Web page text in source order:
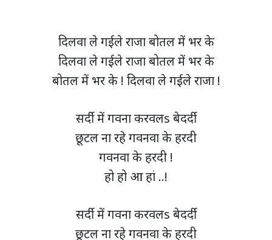
दिलवा ले गईले राजा बोतल में भर के
दिलवा ले गईले राजा बोतल में भर के
बोतल में भर के ! दिलवा ले गईले राजा !
सर्दी में गवना करवलs बेदर्दी
छूटल ना रहे गवनवा के हरदी
गवनवा के हरदी !
हो हो आ हां ..!
सर्दी में गवना करवलs बेदर्दी
छूटल ना रहे गवनवा के हरदी